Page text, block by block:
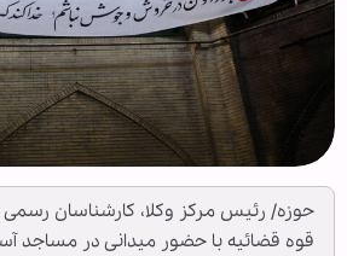
حوزه/ رئیس مرکز وکلا، کارشناسان رسمی
قوه قضائیه با حضور میدانی در مساجد